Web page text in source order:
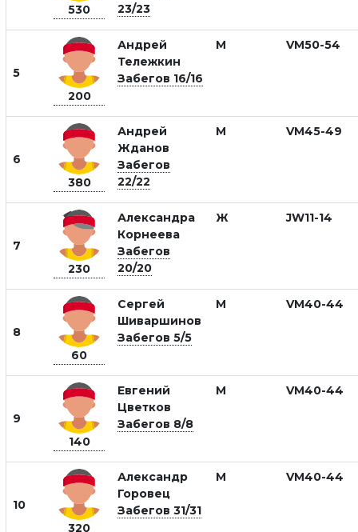
530
23/23
5
200
Андрей
Тележкин
Забегов 16/16
М VM50-54
6
380
Андрей
Жданов
Забегов
22/22
М VM45-49
7
230
Александра
Корнеева
Забегов
20/20
Ж JW11-14
8
60
Сергей
Шиваршинов
Забегов 5/5
М VM40-44
9
140
Евгений
Цветков
Забегов 8/8
М VM40-44
10
320
Александр
Горовец
Забегов 31/31
М VM40-44